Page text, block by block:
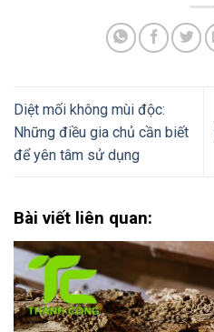
Diệt mối không mùi độc:
Những điều gia chủ cần biết
để yên tâm sử dụng
Bài viết liên quan: